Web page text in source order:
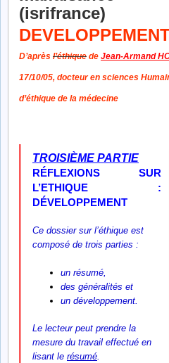
D’après l’éthique de Jean-Armand
17/10/05, docteur en sciences
d’éthique de la médecine
TROISIÈME PARTIE
RÉFLEXIONS SUR
L’ETHIQUE :
DÉVELOPPEMENT
Ce dossier sur l’éthique est
composé de trois parties :
un résumé,
des généralités et
un développement.
Le lecteur peut prendre la
mesure du travail effectué en
lisant le résumé.